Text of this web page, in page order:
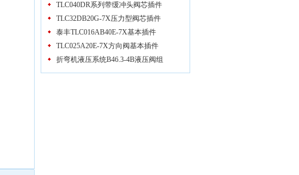
TLC040DR系列带缓冲头阀芯插件
TLC32DB20G-7X压力型阀芯插件
泰丰TLC016AB40E-7X基本插件
TLC025A20E-7X方向阀基本插件
折弯机液压系统B46.3-4B液压阀组